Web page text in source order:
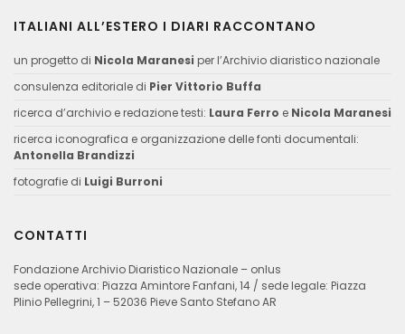
ITALIANI ALL’ESTERO I DIARI RACCONTANO
un progetto di Nicola Maranesi per l’Archivio diaristico nazionale
consulenza editoriale di Pier Vittorio Buffa
ricerca d’archivio e redazione testi: Laura Ferro e Nicola Maranesi
ricerca iconografica e organizzazione delle fonti documentali:
Antonella Brandizzi
fotografie di Luigi Burroni
CONTATTI
Fondazione Archivio Diaristico Nazionale – onlus
sede operativa: Piazza Amintore Fanfani, 14 / sede legale: Piazza
Plinio Pellegrini, 1 – 52036 Pieve Santo Stefano AR